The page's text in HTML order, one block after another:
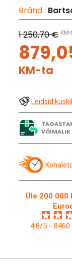
Bränd :
1 250,70 € KM-
KM-ta
Leidsid
VÕIMALIK
Üle 200 000
4.8/5 -